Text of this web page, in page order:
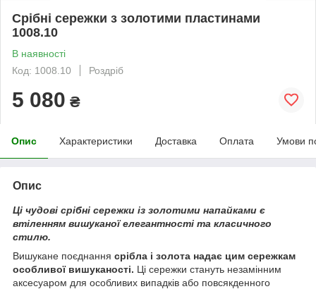
Срібні сережки з золотими пластинами
1008.10
В наявності
Код: 1008.10
Роздріб
5 080 ₴
Опис Характеристики Доставка Оплата Умови
Опис
Ці чудові срібні сережки із золотими напайками є
втіленням вишуканої елегантності та класичного
стилю.
Вишукане поєднання срібла і золота надає цим сережкам
особливої ​​вишуканості. Ці сережки стануть незамінним
аксесуаром для особливих випадків або повсякденного